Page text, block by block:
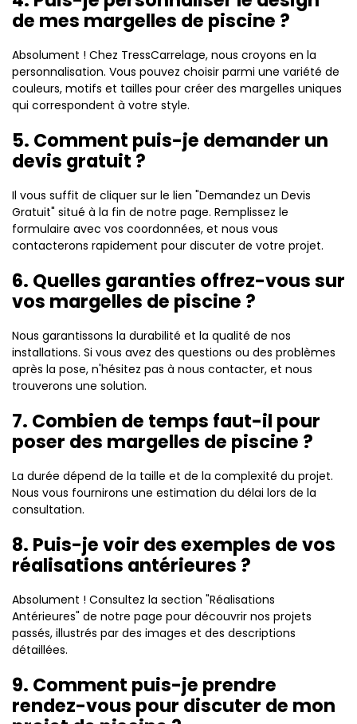
de mes margelles de piscine ?
Absolument ! Chez TressCarrelage, nous croyons en la
personnalisation. Vous pouvez choisir parmi une variété de
couleurs, motifs et tailles pour créer des margelles uniques
qui correspondent à votre style.
5. Comment puis-je demander un
devis gratuit ?
Il vous suffit de cliquer sur le lien "Demandez un Devis
Gratuit" situé à la fin de notre page. Remplissez le
formulaire avec vos coordonnées, et nous vous
contacterons rapidement pour discuter de votre projet.
6. Quelles garanties offrez-vous sur
vos margelles de piscine ?
Nous garantissons la durabilité et la qualité de nos
installations. Si vous avez des questions ou des problèmes
après la pose, n'hésitez pas à nous contacter, et nous
trouverons une solution.
7. Combien de temps faut-il pour
poser des margelles de piscine ?
La durée dépend de la taille et de la complexité du projet.
Nous vous fournirons une estimation du délai lors de la
consultation.
8. Puis-je voir des exemples de vos
réalisations antérieures ?
Absolument ! Consultez la section "Réalisations
Antérieures" de notre page pour découvrir nos projets
passés, illustrés par des images et des descriptions
détaillées.
9. Comment puis-je prendre
rendez-vous pour discuter de mon